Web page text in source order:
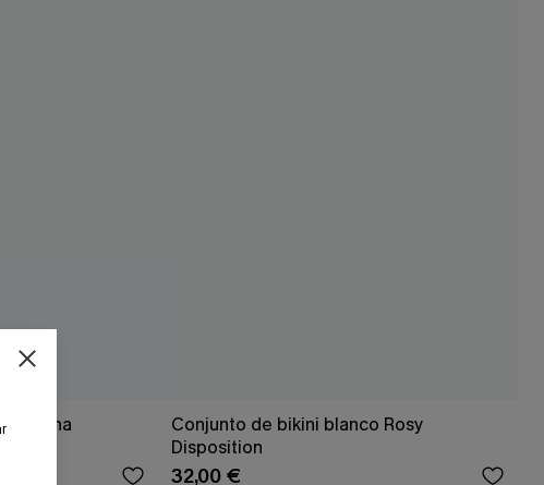
una
Conjunto de bikini blanco Rosy
Disposition
32,00 €
compra mínima